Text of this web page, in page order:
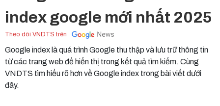
index google mới nhất 2025
Theo dõi VNDTS trên
Google index là quá trình Google thu thập và lưu trữ thông tin
từ các trang web để hiển thị trong kết quả tìm kiếm. Cùng
VNDTS tìm hiểu rõ hơn về Google index trong bài viết dưới
đây.